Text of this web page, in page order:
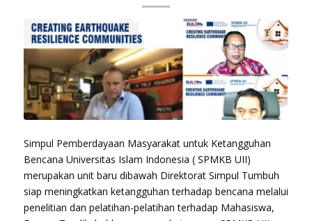
Simpul Pemberdayaan Masyarakat untuk Ketangguhan
Bencana Universitas Islam Indonesia ( SPMKB UII)
merupakan unit baru dibawah Direktorat Simpul Tumbuh
siap meningkatkan ketangguhan terhadap bencana melalui
penelitian dan pelatihan-pelatihan terhadap Mahasiswa,